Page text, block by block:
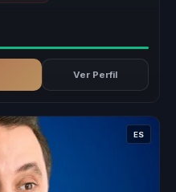
Ver Perfil
ES